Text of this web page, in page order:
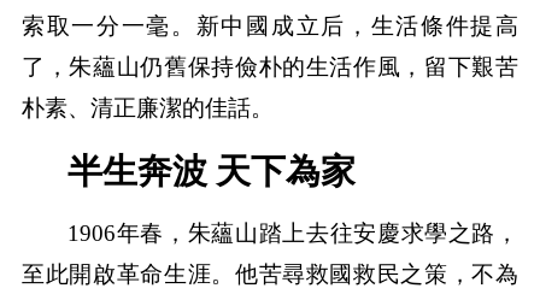
索取一分一毫。新中國成立后，生活條件提高
了，朱蘊山仍舊保持儉朴的生活作風，留下艱苦
朴素、清正廉潔的佳話。
半生奔波 天下為家
1906年春，朱蘊山踏上去往安慶求學之路，
至此開啟革命生涯。他苦尋救國救民之策，不為